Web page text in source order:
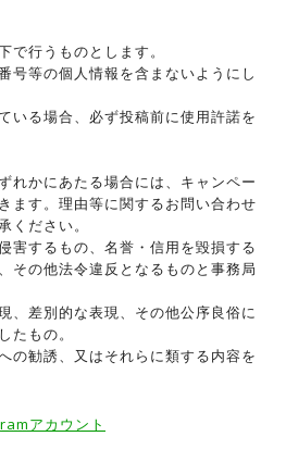
で行うものとします。
号等の個人情報を含まないようにし
いる場合、必ず投稿前に使用許諾を
れかにあたる場合には、キャンペー
ます。理由等に関するお問い合わせ
ください。
害するもの、名誉・信用を毀損する
その他法令違反となるものと事務局
、差別的な表現、その他公序良俗に
たもの。
の勧誘、又はそれらに類する内容を
アカウント